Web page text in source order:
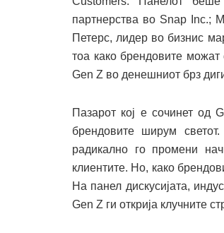
партнерства во Snap Inc.;
Петерс, лидер во бизнис
тоа како брендовите можат
Gen Z во денешниот брз
Пазарот кој е сочинет од
брендовите ширум
радикално го промени
клиентите. Но, како
На панел дискусијата,
Gen Z ги открија клучните